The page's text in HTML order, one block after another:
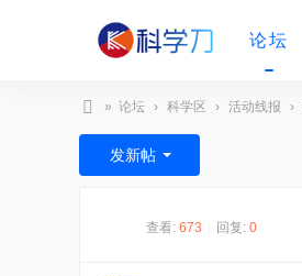
论坛
科
学
» 论坛 › 科学区 › 活动线报 ›
发新帖
查看: 673 回复: 0